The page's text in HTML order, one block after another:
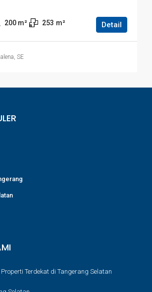
200 m² 253 m² Detail
SE
Terdekat di Tangerang Selatan